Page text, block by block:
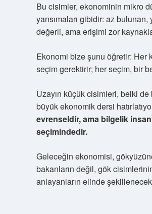
Bu cisimler, ekonominin mikro
yansımaları gibidir: az bulunan,
değerli, ama erişimi zor
Ekonomi bize şunu öğretir: Her
seçim gerektirir; her seçim, bir
Uzayın küçük cisimleri, belki de
büyük ekonomik dersi
evrenseldir, ama bilgelik
seçimindedir.
Geleceğin ekonomisi,
bakanların değil, gök
anlayanların elinde